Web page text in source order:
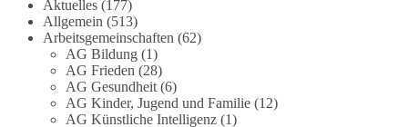
51 5 10 Auf Facebook ansehen
DieBasis
17 Stunden zuvor
Aktuelles(177)
Allgemein (513)
Arbeitsgemeinschaften (62)
AG Bildung(1)
AG Frieden (28)
AG Gesundheit(6)
AG Kinder, Jugend und Familie(12)
AG Künstliche Intelligenz(1)